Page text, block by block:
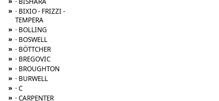
» · BIXIO - FRIZZI -
TEMPERA
» · BOLLING
» · BOSWELL
» · BÖTTCHER
» · BREGOVIC
» · BROUGHTON
» · BURWELL
» · C
» · CARPENTER